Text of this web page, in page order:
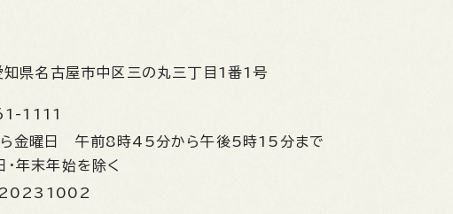
知県名古屋市中区三の丸三丁目1番1号
1111
ら金曜日 午前8時45分から午後5時15分まで
・年末年始を除く